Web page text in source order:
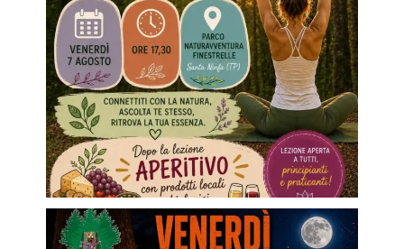
🌌 Quando il sole tramonta... il bosco si ...
14 0